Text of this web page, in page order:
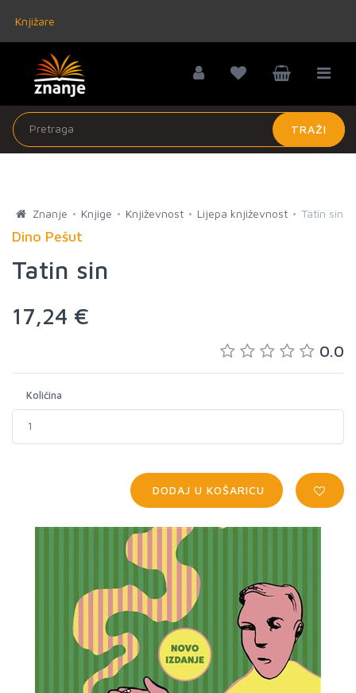
Knjižare
TRAŽI
Znanje Knjige Književnost Lijepa književnost Tatin sin
Dino Pešut
Tatin sin
17,24 €
0.0
Količina
DODAJ U KOŠARICU